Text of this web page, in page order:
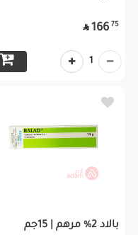
75
166

1
بالاد 2% مرهم | 15جم